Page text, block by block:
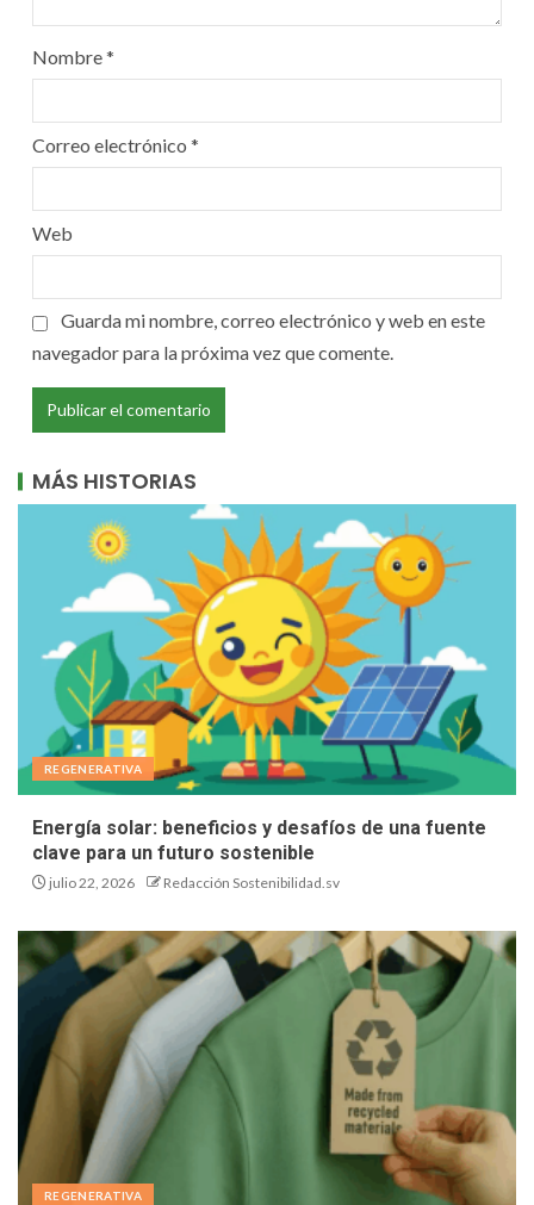
Nombre*
Correo electrónico *
Web
Guarda mi nombre, correo electrónico y web en este
navegador para la próxima vez que comente.
MÁS HISTORIAS
REGENERATIVA
Energía solar: beneficios y desafíos de una fuente
clave para un futuro sostenible
julio 22, 2026 Redacción Sostenibilidad.sv
REGENERATIVA